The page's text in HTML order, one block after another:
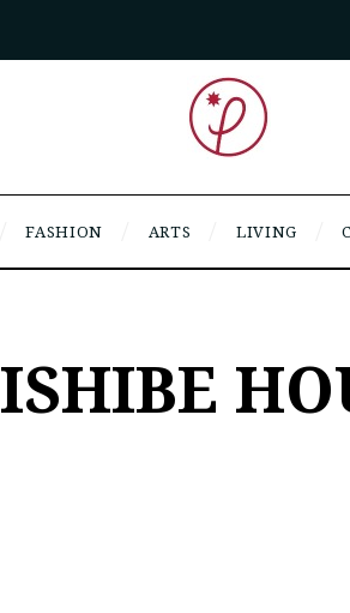
FASHION ARTS LIVING
ISHIBE